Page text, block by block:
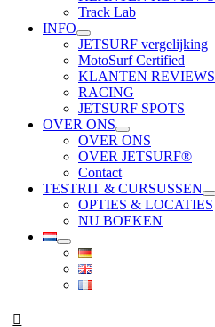
Track Lab
INFO
JETSURF vergelijking
MotoSurf Certified
KLANTEN REVIEWS
RACING
JETSURF SPOTS
OVER ONS
OVER ONS
OVER JETSURF®
Contact
TESTRIT & CURSUSSEN
OPTIES & LOCATIES
NU BOEKEN